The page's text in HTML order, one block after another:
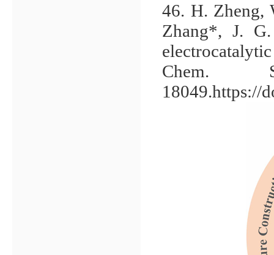
46. H. Zheng,
Zhang*, J.
Chem.
18049.https://